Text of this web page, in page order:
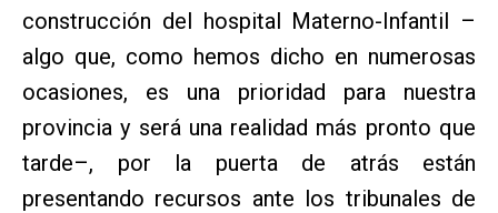
construcción del hospital Materno-Infantil –
algo que, como hemos dicho en numerosas
ocasiones, es una prioridad para nuestra
provincia y será una realidad más pronto que
tarde–, por la puerta de atrás están
presentando recursos ante los tribunales de